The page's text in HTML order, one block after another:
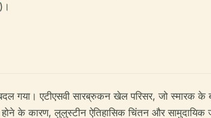
)।
गया। एटीएसवी सारब्रुकन खेल परिसर, जो स्मारक
के कारण, लुलुस्टीन ऐतिहासिक चिंतन और